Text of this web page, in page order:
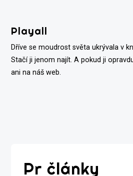
contentPlayall
Dříve se moudrost světa ukrývala v
Stačí ji jenom najít. A pokud ji
ani na náš web.
Pr články